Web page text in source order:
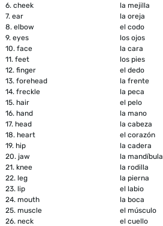
6. cheek
la mejilla
7. ear
la oreja
8. elbow
el codo
9. eyes
los ojos
10. face
la cara
11. feet
los pies
12. finger
el dedo
13. forehead
la frente
14. freckle
la peca
15. hair
el pelo
16. hand
la mano
17. head
la cabeza
18. heart
el corazón
19. hip
la cadera
20. jaw
la mandíbula
21. knee
la rodilla
22. leg
la pierna
23. lip
el labio
24. mouth
la boca
25. muscle
el músculo
26. neck
el cuello